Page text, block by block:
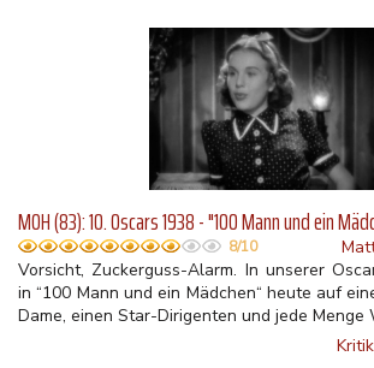
MOH (83): 10. Oscars 1938 - "100 Mann und ein
8/10
Vorsicht, Zuckerguss-Alarm. In unserer
in “100 Mann und ein Mädchen“ heute auf
Dame, einen Star-Dirigenten und jede Menge
Kritik